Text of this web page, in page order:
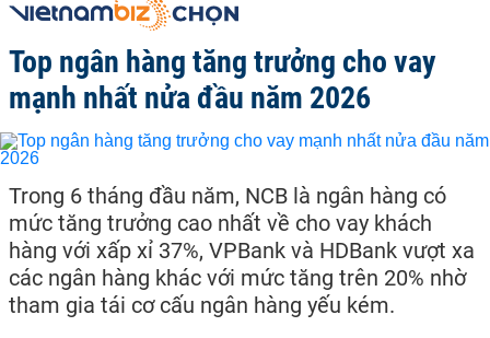
Top ngân hàng tăng trưởng cho vay
mạnh nhất nửa đầu năm 2026
Trong 6 tháng đầu năm, NCB là ngân hàng có
mức tăng trưởng cao nhất về cho vay khách
hàng với xấp xỉ 37%, VPBank và HDBank vượt xa
các ngân hàng khác với mức tăng trên 20% nhờ
tham gia tái cơ cấu ngân hàng yếu kém.